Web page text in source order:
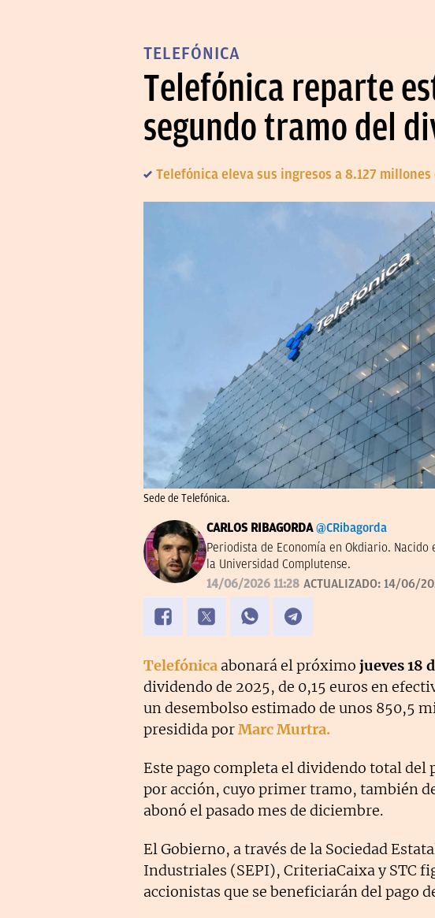
TELEFÓNICA
Telefónica reparte
segundo tramo del
Telefónica eleva sus ingresos a 8.127
Sede de Telefónica.
CARLOS RIBAGORDA @CRibagorda
Periodista de Economía en Okdiario.
la Universidad Complutense.
14/06/2026 11:28 ACTUALIZADO: 14/06/
Telefónica abonará el próximo jueves 18
dividendo de 2025, de 0,15 euros en
un desembolso estimado de unos 850,5
presidida porMarc Murtra.
Este pago completa el dividendo total del
por acción, cuyo primer tramo, también
abonó el pasado mes de diciembre.
El Gobierno, a través de la Sociedad
Industriales (SEPI), CriteriaCaixa y STC
accionistas que se beneficiarán del pago